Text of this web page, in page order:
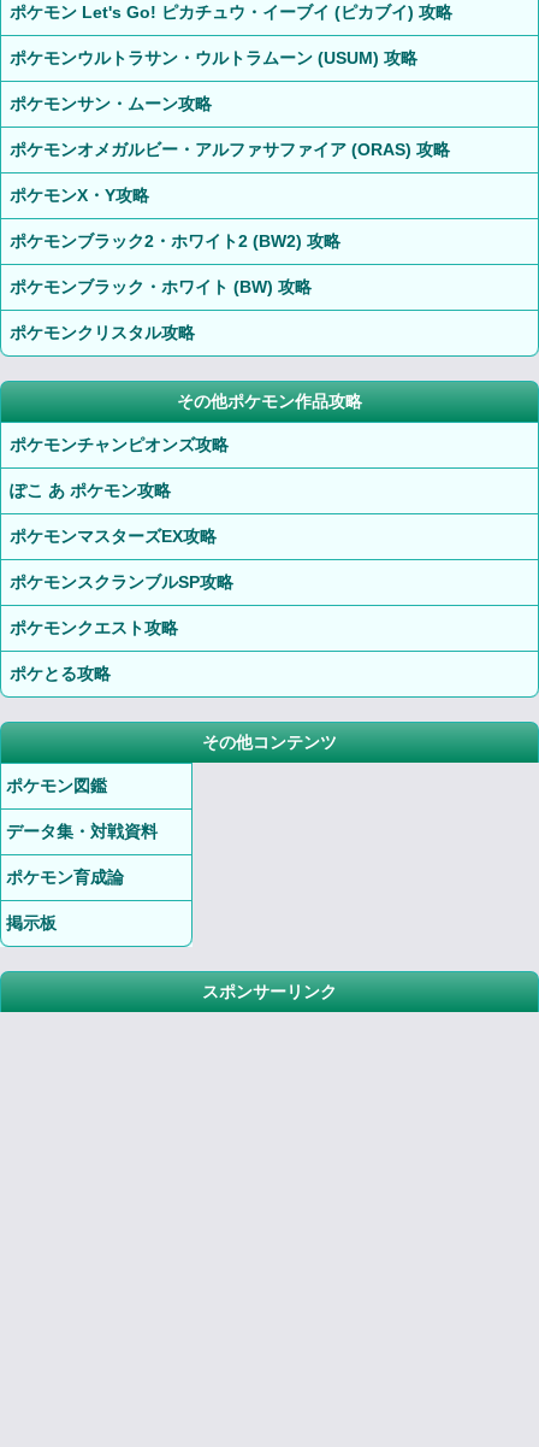
ポケモン Let's Go! ピカチュウ・イーブイ (ピカブイ) 攻略
ポケモンウルトラサン・ウルトラムーン (USUM) 攻略
ポケモンサン・ムーン攻略
ポケモンオメガルビー・アルファサファイア (ORAS) 攻略
ポケモンX・Y攻略
ポケモンブラック2・ホワイト2 (BW2) 攻略
ポケモンブラック・ホワイト (BW) 攻略
ポケモンクリスタル攻略
その他ポケモン作品攻略
ポケモンチャンピオンズ攻略
ぽこ あ ポケモン攻略
ポケモンマスターズEX攻略
ポケモンスクランブルSP攻略
ポケモンクエスト攻略
ポケとる攻略
その他コンテンツ
ポケモン図鑑
データ集・対戦資料
ポケモン育成論
掲示板
スポンサーリンク